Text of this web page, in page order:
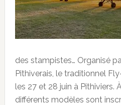
des stampistes… Organisé
Pithiverais, le traditionnel
les 27 et 28 juin à Pithiviers.
différents modèles sont